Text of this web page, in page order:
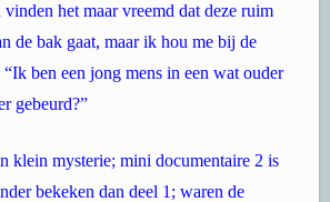
vinden het maar vreemd dat deze ruim
de bak gaat, maar ik hou me bij de
ben een jong mens in een wat ouder
gebeurd?”
klein mysterie; mini documentaire 2 is
bekeken dan deel 1; waren de